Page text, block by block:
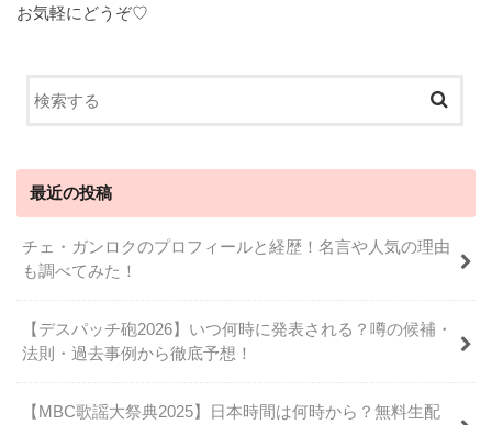
お気軽にどうぞ♡
最近の投稿
チェ・ガンロクのプロフィールと経歴！名言や人気の理由
も調べてみた！
【デスパッチ砲2026】いつ何時に発表される？噂の候補・
法則・過去事例から徹底予想！
【MBC歌謡大祭典2025】日本時間は何時から？無料生配